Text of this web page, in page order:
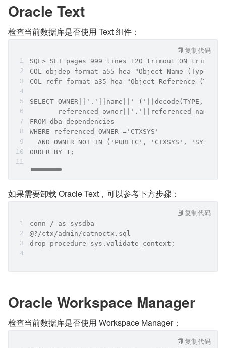
Oracle Text
检查当前数据库是否使用 Text 组件：
SQL> SET pages 999 lines 120 trimout ON
COL objdep format a55 hea "Object Name (Type)"
COL refr format a35 hea "Object Reference
SELECT OWNER||'.'||name||' ('||decode(TYPE,
FROM dba_dependencies
WHERE referenced_OWNER ='CTXSYS'
  AND OWNER NOT IN ('PUBLIC', 'CTXSYS', 'SYS')
ORDER BY 1;
复制代码
如果需要卸载 Oracle Text，可以参考下方步骤：
conn / as sysdba
@?/ctx/admin/catnoctx.sql
drop procedure sys.validate_context;
复制代码
Oracle Workspace Manager
检查当前数据库是否使用 Workspace Manager：
复制代码